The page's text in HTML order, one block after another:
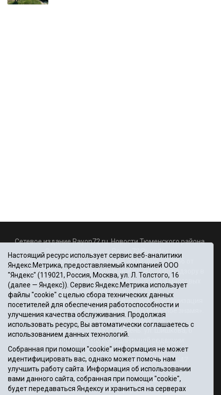
Сетевое издание Rayon72.ru. Новости Тюменского района.
Rayon72@yandex.ru
Регистрационный номер СМИ Эл № ФС77-67956 от
06.12.2016г., выдано Федеральной службой по надзору в
сфере связи, информационных технологий и массовых
коммуникаций (Роскомнадзор)
Учредитель: Автономная некоммерческая организация
«Информационно-издательский центр «Красное знамя».
Главный редактор Некрасова Т. В.
Почтовый адрес: 625031 г.Тюмень. ул. Шишкова, 6
Электронная почта объединенной редакции:
krasnoeznam@rambler.ru
Телефоны 8 (3452) 34-80-60, 69-56-73, 69-56-47
Политика оператора
Информация об учреждении
Публичная оферта
Настоящий ресурс использует сервис веб-аналитики
Яндекс.Метрика, предоставляемый компанией ООО
"Яндекс" (119021, Россия, Москва, ул. Л. Толстого, 16
(далее — Яндекс)). Сервис Яндекс.Метрика использует
файлы "cookie" с целью сбора технических данных
посетителей для обеспечения работоспособности и
улучшения качества обслуживания. Продолжая
использовать ресурс, Вы автоматически соглашаетесь с
использованием данных технологий.
Собранная при помощи "cookie" информация не может
идентифицировать вас, однако может помочь нам
улучшить работу сайта. Информация об использовании
вами данного сайта, собранная при помощи "cookie",
будет передаваться Яндексу и храниться на серверах